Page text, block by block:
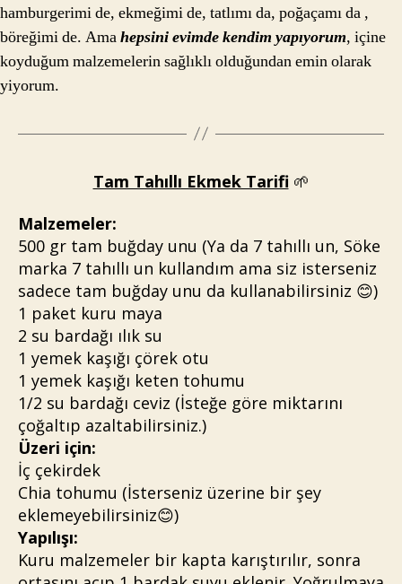
hamburgerimi de, ekmeğimi de, tatlımı da, poğaçamı da ,
böreğimi de. Amahepsini evimde kendim yapıyorum, içine
koyduğum malzemelerin sağlıklı olduğundan emin olarak
yiyorum.
Tam Tahıllı Ekmek Tarifi🌱
Malzemeler:
500 gr tam buğday unu (Ya da 7 tahıllı un, Söke
marka 7 tahıllı un kullandım ama siz isterseniz
sadece tam buğday unu da kullanabilirsiniz 😊)
1 paket kuru maya
2 su bardağı ılık su
1 yemek kaşığı çörek otu
1 yemek kaşığı keten tohumu
1/2 su bardağı ceviz (İsteğe göre miktarını
çoğaltıp azaltabilirsiniz.)
Üzeri için:
İç çekirdek
Chia tohumu (İsterseniz üzerine bir şey
eklemeyebilirsiniz😊)
Yapılışı:
Kuru malzemeler bir kapta karıştırılır, sonra